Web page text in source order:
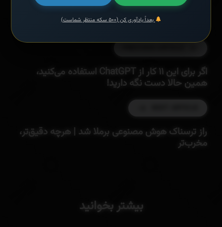
اگر برای این ۱۱ کار از ChatGPT استفاده می‌کنید،
همین حالا دست نگه‌ دارید!
VIEW ALL ARTICLES
راز ترسناک هوش مصنوعی برملا شد | هرچه دقیق‌تر،
مخرب‌تر
بیشتر بخوانید
بعداً یادآوری کن (۵۰۰ سکه منتظر شماست)